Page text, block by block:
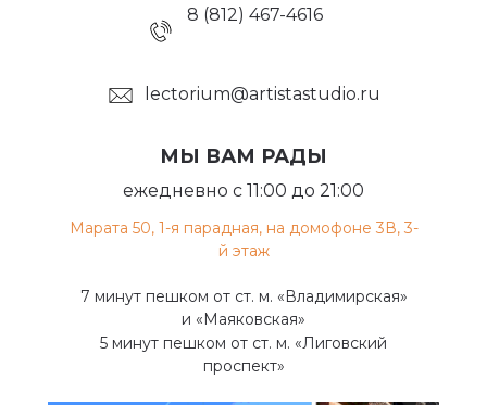
5 минут пешком от ст. м. «Лиговский
проспект»
7 минут пешком от ст. м. «Владимирская»
и «Маяковская»
Марата 50, 1-я парадная, на домофоне 3В, 3-
й этаж
ежедневно с 11:00 до 21:00
МЫ ВАМ РАДЫ
lectorium@artistastudio.ru
8 (812) 467-4616